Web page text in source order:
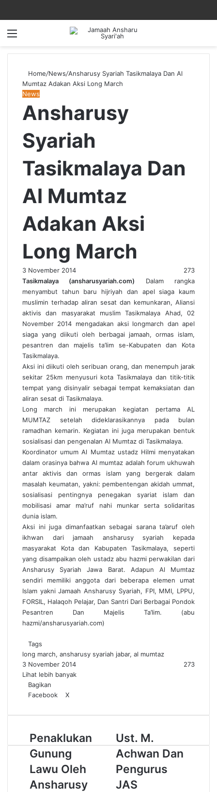
Home/News/Ansharusy Syariah Tasikmalaya Dan Al
Mumtaz Adakan Aksi Long March
News
Ansharusy
Syariah
Tasikmalaya Dan
Al Mumtaz
Adakan Aksi
Long March
3 November 2014
273
Tasikmalaya (ansharusyariah.com) Dalam rangka
menyambut tahun baru hijriyah dan apel siaga kaum
muslimin terhadap aliran sesat dan kemunkaran, Aliansi
aktivis dan masyarakat muslim Tasikmalaya Ahad, 02
November 2014 mengadakan aksi longmarch dan apel
siaga yang diikuti oleh berbagai jamaah, ormas islam,
pesantren dan majelis ta’lim se-Kabupaten dan Kota
Tasikmalaya.
Aksi ini diikuti oleh seribuan orang, dan menempuh jarak
sekitar 25km menyusuri kota Tasikmalaya dan titik-titik
tempat yang disinyalir sebagai tempat kemaksiatan dan
aliran sesat di Tasikmalaya.
Long march ini merupakan kegiatan pertama AL
MUMTAZ setelah dideklarasikannya pada bulan
ramadhan kemarin. Kegiatan ini juga merupakan bentuk
sosialisasi dan pengenalan Al Mumtaz di Tasikmalaya.
Koordinator umum Al Mumtaz ustadz Hilmi menyatakan
dalam orasinya bahwa Al mumtaz adalah forum ukhuwah
antar aktivis dan ormas islam yang bergerak dalam
masalah keumatan, yakni: pembentengan akidah ummat,
sosialisasi pentingnya penegakan syariat islam dan
mobilisasi amar ma’ruf nahi munkar serta solidaritas
dunia islam.
Aksi ini juga dimanfaatkan sebagai sarana ta’aruf oleh
ikhwan dari jamaah ansharusy syariah kepada
masyarakat Kota dan Kabupaten Tasikmalaya, seperti
yang disampaikan oleh ustadz abu hazmi perwakilan dari
Ansharusy Syariah Jawa Barat. Adapun Al Mumtaz
sendiri memiliki anggota dari beberapa elemen umat
Islam yakni Jamaah Ansharusy Syariah, FPI, MMI, LPPU,
FORSIL, Halaqoh Pelajar, Dan Santri Dari Berbagai Pondok
Pesantren Dan Majelis Ta’lim. (abu
hazmi/ansharusyariah.com)
Tags
long march, ansharusy syariah jabar, al mumtaz
3 November 2014
273
Lihat lebih banyak
Bagikan
Facebook
X
a
s
A
p
l
g
r
m
P
e
n
a
l
Penaklukan
Gunung
Lawu Oleh
Ansharusy
U
s
t
.
.
Ust. M.
Achwan Dan
Pengurus
JAS